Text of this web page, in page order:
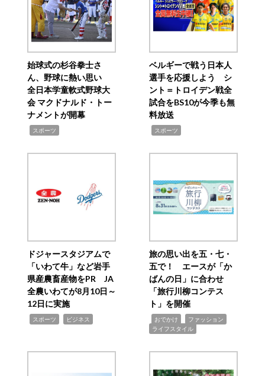
始球式の杉谷拳士さ
ん、野球に熱い思い
全日本学童軟式野球大
会 マクドナルド・トー
ナメントが開幕
スポーツ
ベルギーで戦う日本人
選手を応援しよう シ
ント＝トロイデン戦全
試合をBS10が今季も無
料放送
スポーツ
ドジャースタジアムで
「いわて牛」など岩手
県産農畜産物をPR JA
全農いわてが8月10日～
12日に実施
スポーツ ビジネス
旅の思い出を五・七・
五で！ エースが「か
ばんの日」に合わせ
「旅行川柳コンテス
ト」を開催
おでかけ ファッション
ライフスタイル